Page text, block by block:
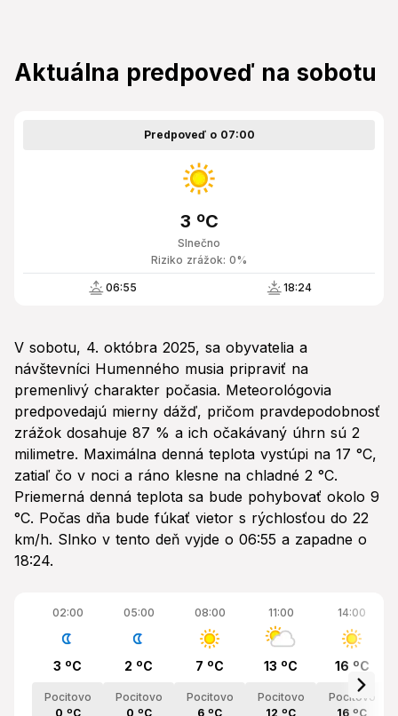
Aktuálna predpoveď na sobotu
Predpoveď o 07:00
Slnečno
3 ºC
Riziko zrážok: 0%
06:55 18:24
V sobotu, 4. októbra 2025, sa obyvatelia a
návštevníci Humenného musia pripraviť na
premenlivý charakter počasia. Meteorológovia
predpovedajú mierny dážď, pričom pravdepodobnosť
zrážok dosahuje 87 % a ich očakávaný úhrn sú 2
milimetre. Maximálna denná teplota vystúpi na 17 °C,
zatiaľ čo v noci a ráno klesne na chladné 2 °C.
Priemerná denná teplota sa bude pohybovať okolo 9
°C. Počas dňa bude fúkať vietor s rýchlosťou do 22
km/h. Slnko v tento deň vyjde o 06:55 a zapadne o
18:24.
02:00
3 ºC
Pocitovo
0 ºC
05:00
2 ºC
Pocitovo
0 ºC
08:00
7 ºC
Pocitovo
6 ºC
11:00
13 ºC
Pocitovo
12 ºC
14:00
16 ºC
Pocitovo
16 ºC